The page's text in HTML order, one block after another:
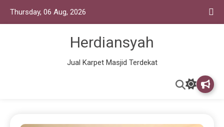
Thursday, 06 Aug, 2026
Herdiansyah
Jual Karpet Masjid Terdekat